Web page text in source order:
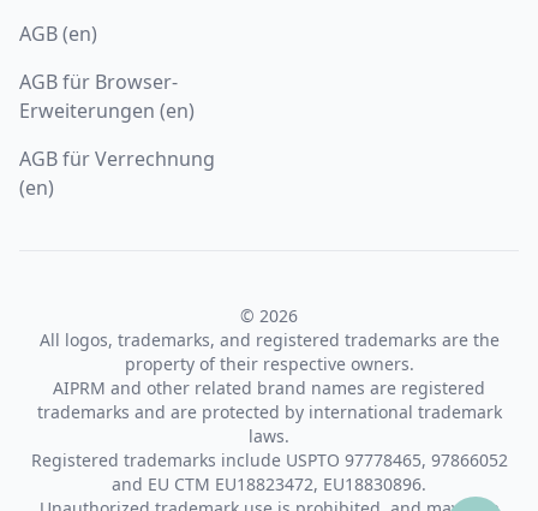
AGB (en)
AGB für Browser-
Erweiterungen (en)
AGB für Verrechnung
(en)
© 2026
All logos, trademarks, and registered trademarks are the
property of their respective owners.
AIPRM and other related brand names are registered
trademarks and are protected by international trademark
laws.
Registered trademarks include USPTO 97778465, 97866052
and EU CTM EU18823472, EU18830896.